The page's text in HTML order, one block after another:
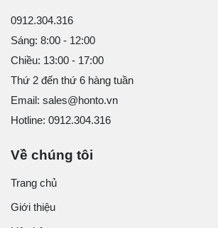
0912.304.316
Sáng: 8:00 - 12:00
Chiều: 13:00 - 17:00
Thứ 2 đến thứ 6 hàng tuần
Email: sales@honto.vn
Hotline: 0912.304.316
Về chúng tôi
Trang chủ
Giới thiệu